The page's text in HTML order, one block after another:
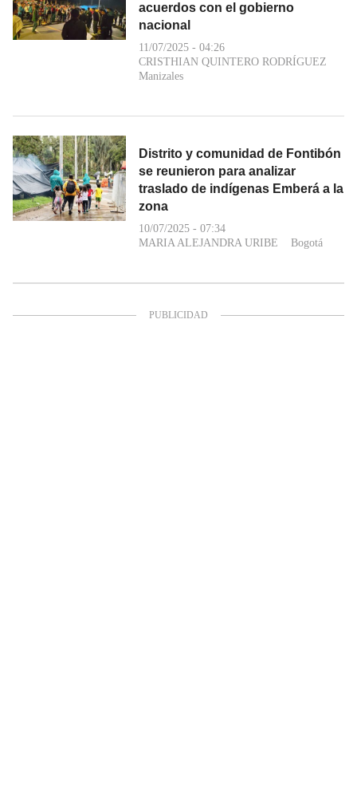
acuerdos con el gobierno
nacional
11/07/2025 - 04:26
CRISTHIAN QUINTERO RODRÍGUEZ
Manizales
Distrito y comunidad de Fontibón
se reunieron para analizar
traslado de indígenas Emberá a la
zona
10/07/2025 - 07:34
MARIA ALEJANDRA URIBE
Bogotá